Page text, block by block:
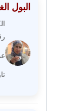
البول